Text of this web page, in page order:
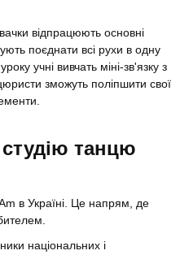
відпрацюють основні
поєднати всі рухи в одну
учні вивчать міні-зв'язку з
зможуть поліпшити свої
танцю
в Україні. Це напрям, де
національних і